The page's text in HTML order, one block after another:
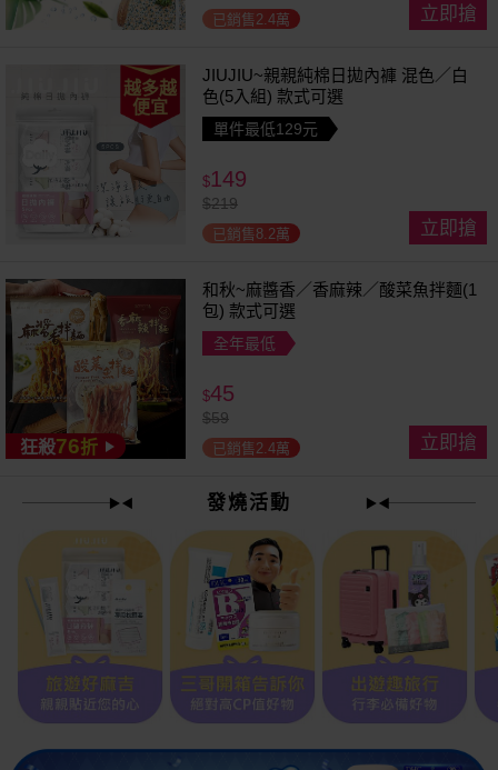
已銷售2.4萬 立即搶
越多越
便宜
JIUJIU~親親純棉日拋內褲 混色／白
色(5入組) 款式可選
單件最低129元
$149
$219
已銷售8.2萬 立即搶
狂殺76折
和秋~麻醬香／香麻辣／酸菜魚拌麵(1
包) 款式可選
全年最低
$45
$59
已銷售2.4萬 立即搶
發燒活動